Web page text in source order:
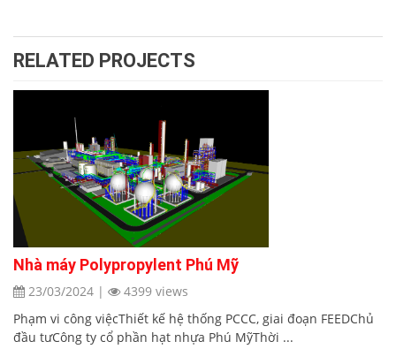
RELATED PROJECTS
Nhà máy Polypropylent Phú Mỹ
23/03/2024 |
4399 views
Phạm vi công việcThiết kế hệ thống PCCC, giai đoạn FEEDChủ
đầu tưCông ty cổ phần hạt nhựa Phú MỹThời ...